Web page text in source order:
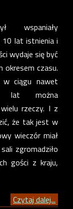
wspaniały
lat istnienia i
wydaje się być
okresem czasu.
w ciągu nawet
lat można
rzeczy. I z
że tak jest w
wieczór miał
zgromadziło
gości z kraju,
Czytaj dalej...